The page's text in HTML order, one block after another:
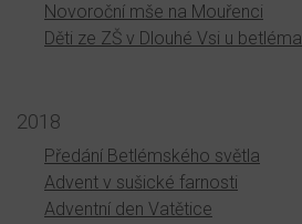
Novoroční mše na Mouřenci
Děti ze ZŠ v Dlouhé Vsi u betléma
2018
Předání Betlémského světla
Advent v sušické farnosti
Adventní den Vatětice